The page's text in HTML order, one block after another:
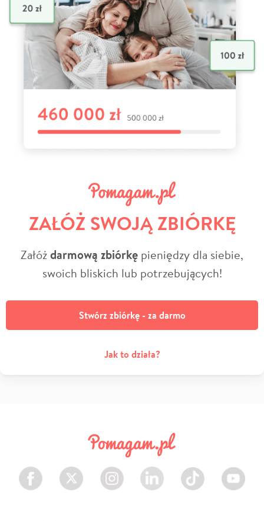
ZAŁÓŻ SWOJĄ ZBIÓRKĘ
Załóżdarmową zbiórkę pieniędzy dla siebie,
swoich bliskich lub potrzebujących!
Stwórz zbiórkę - za darmo
Jak to działa?
Facebook Twitter Instagram LinkedIn TikTok Youtube